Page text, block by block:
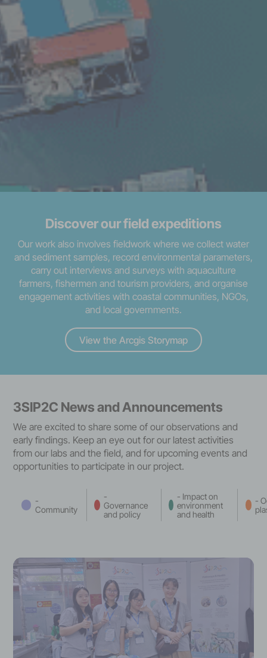
Discover our field expeditions
Our work also involves fieldwork where we collect water
and sediment samples, record environmental parameters,
carry out interviews and surveys with aquaculture
farmers, fishermen and tourism providers, and organise
engagement activities with coastal communities, NGOs,
and local governments.
View the Arcgis Storymap
3SIP2C News and Announcements
We are excited to share some of our observations and
early findings. Keep an eye out for our latest activities
from our labs and the field, and for upcoming events and
opportunities to participate in our project.
-
Community
-
Governance
and policy
- Impact on
environment
and health
-